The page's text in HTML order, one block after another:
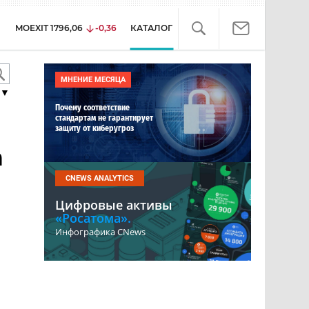
MOEXIT 1796,06 -0,36 КАТАЛОГ
▼
МНЕНИЕ МЕСЯЦА
Почему соответствие
стандартам не гарантирует
защиту от киберугроз
CNEWS ANALYTICS
Цифровые активы
«Росатома».
Инфографика CNews